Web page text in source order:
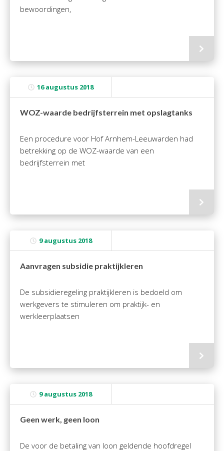
bewoordingen,
16 augustus 2018
WOZ-waarde bedrijfsterrein met opslagtanks
Een procedure voor Hof Arnhem-Leeuwarden had
betrekking op de WOZ-waarde van een
bedrijfsterrein met
9 augustus 2018
Aanvragen subsidie praktijkleren
De subsidieregeling praktijkleren is bedoeld om
werkgevers te stimuleren om praktijk- en
werkleerplaatsen
9 augustus 2018
Geen werk, geen loon
De voor de betaling van loon geldende hoofdregel